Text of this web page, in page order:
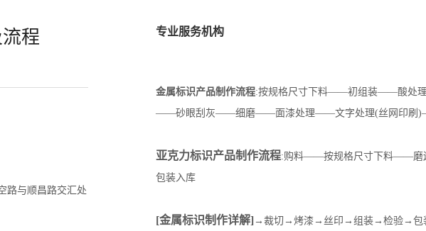
专业服务机构
金属标识产品制作流程:按规格尺寸下料——初组装——酸
——砂眼刮灰——细磨——面漆处理——文字处理(丝网印刷 )
亚克力标识产品制作流程:购料——按规格尺寸下料——磨
包装入库
[金属标识制作详解] →裁切→烤漆→丝印→组装→检验→包
程
路与顺昌路交汇处